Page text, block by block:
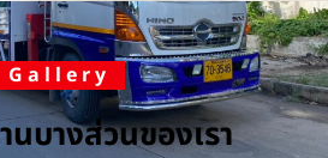
Gallery
บางส่วนของเรา